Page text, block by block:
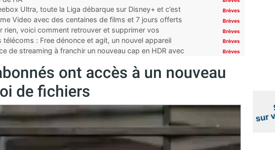
Ultra, toute la Liga débarque sur Disney+ et c’est
Brèves
Video avec des centaines de films et 7 jours offerts Brèves
rien, voici comment retrouver et supprimer vos
Brèves
télécoms : Free dénonce et agit, un nouvel appareil
Brèves
de streaming à franchir un nouveau cap en HDR avec
Brèves
ont accès à un nouveau
de fichiers